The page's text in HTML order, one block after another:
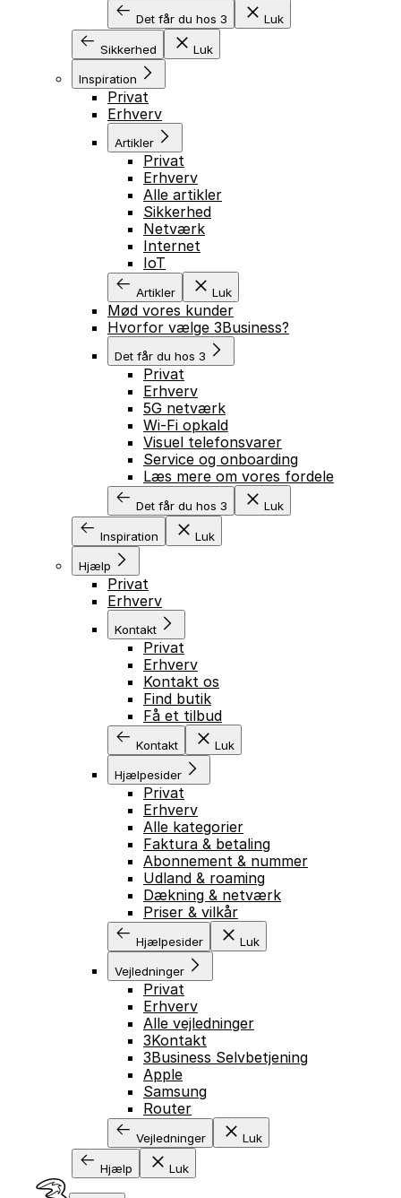
Det får du hos 3 Luk
Sikkerhed Luk
Inspiration
Privat
Erhverv
Artikler
Privat
Erhverv
Alle artikler
Sikkerhed
Netværk
Internet
IoT
Artikler Luk
Mød vores kunder
Hvorfor vælge 3Business?
Det får du hos 3
Privat
Erhverv
5G netværk
Wi-Fi opkald
Visuel telefonsvarer
Service og onboarding
Læs mere om vores fordele
Det får du hos 3 Luk
Inspiration Luk
Hjælp
Privat
Erhverv
Kontakt
Privat
Erhverv
Kontakt os
Find butik
Få et tilbud
Kontakt Luk
Hjælpesider
Privat
Erhverv
Alle kategorier
Faktura & betaling
Abonnement & nummer
Udland & roaming
Dækning & netværk
Priser & vilkår
Hjælpesider Luk
Vejledninger
Privat
Erhverv
Alle vejledninger
3Kontakt
3Business Selvbetjening
Apple
Samsung
Router
Vejledninger Luk
Hjælp Luk